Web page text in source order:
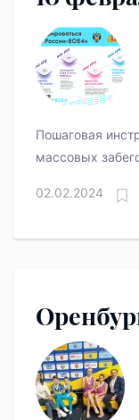
Пошаговая
массовых
02.02.2024